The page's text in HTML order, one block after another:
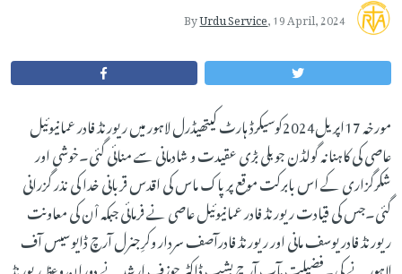
ByUrdu Service,19 April, 2024
مورخہ 17اپریل2024کوسیکرڈ ہارٹ کیتھیڈرل لاہور میں ریورنڈ فادر عمانیوئیل
عاصی کی کاہنانہ گولڈن جوبلی بڑی عقیدت و شادمانی سے منائی گئی۔خوشی اور
شکرگزاری کے اس بابرکت موقع پر پاک ماس کی اقدس قربانی خدا کی نذر گزرانی
گئی۔جس کی قیادت ریورنڈ فادر عمانیوئیل عاصی نے فرمائی جبکہ اْن کی معاونت
ریورنڈ فادر یوسف مانی اور ریورنڈ فادرآصف سردار وکرِجنرل آرچ ڈایوسیس آف